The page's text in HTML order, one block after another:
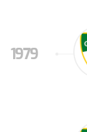
1979